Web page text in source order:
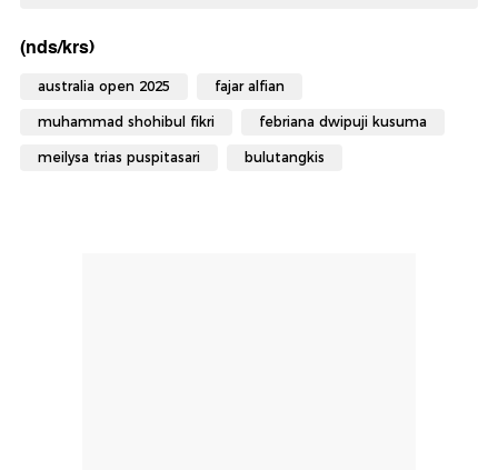
(nds/krs)
australia open 2025 fajar alfian
muhammad shohibul fikri febriana dwipuji kusuma
meilysa trias puspitasari bulutangkis